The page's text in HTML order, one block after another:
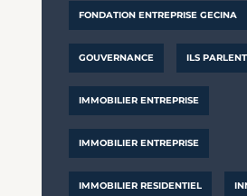
FONDATION ENTREPRISE GECINA
GOUVERNANCE ILS
IMMOBILIER ENTREPRISE
IMMOBILIER ENTREPRISE
IMMOBILIER RESIDENTIEL